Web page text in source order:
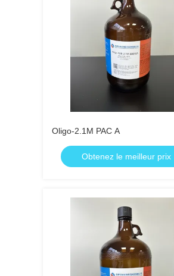
Oligo-2.1M PAC A
Obtenez le meilleur prix